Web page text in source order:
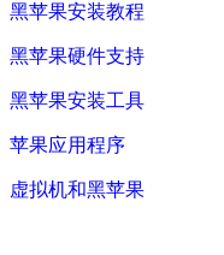
黑苹果安装教程
黑苹果硬件支持
黑苹果安装工具
苹果应用程序
虚拟机和黑苹果